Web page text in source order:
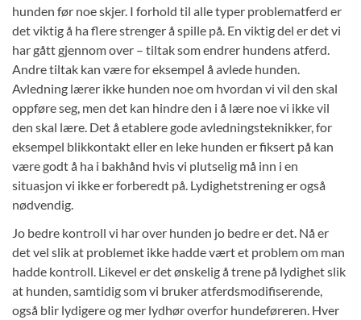
hunden før noe skjer. I forhold til alle typer problematferd er
det viktig å ha flere strenger å spille på. En viktig del er det vi
har gått gjennom over – tiltak som endrer hundens atferd.
Andre tiltak kan være for eksempel å avlede hunden.
Avledning lærer ikke hunden noe om hvordan vi vil den skal
oppføre seg, men det kan hindre den i å lære noe vi ikke vil
den skal lære. Det å etablere gode avledningsteknikker, for
eksempel blikkontakt eller en leke hunden er fiksert på kan
være godt å ha i bakhånd hvis vi plutselig må inn i en
situasjon vi ikke er forberedt på. Lydighetstrening er også
nødvendig.
Jo bedre kontroll vi har over hunden jo bedre er det. Nå er
det vel slik at problemet ikke hadde vært et problem om man
hadde kontroll. Likevel er det ønskelig å trene på lydighet slik
at hunden, samtidig som vi bruker atferdsmodifiserende,
også blir lydigere og mer lydhør overfor hundeføreren. Hver